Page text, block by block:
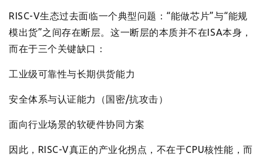
RISC-V生态过去面临一个典型问题：“能做芯片”与“能规
模出货”之间存在断层。这一断层的本质并不在ISA本身，
而在于三个关键缺口：
工业级可靠性与长期供货能力
安全体系与认证能力（国密/抗攻击）
面向行业场景的软硬件协同方案
因此，RISC-V真正的产业化拐点，不在于CPU核性能，而